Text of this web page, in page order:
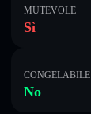
MUTEVOLE
Sì
CONGELABILE
No